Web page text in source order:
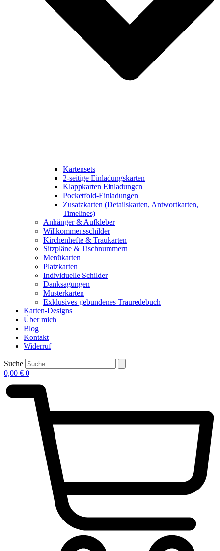
Kartensets
2-seitige Einladungskarten
Klappkarten Einladungen
Pocketfold-Einladungen
Zusatzkarten (Detailskarten, Antwortkarten,
Timelines)
Anhänger & Aufkleber
Willkommensschilder
Kirchenhefte & Traukarten
Sitzpläne & Tischnummern
Menükarten
Platzkarten
Individuelle Schilder
Danksagungen
Musterkarten
Exklusives gebundenes Trauredebuch
Karten-Designs
Über mich
Blog
Kontakt
Widerruf
Suche
0,00 € 0